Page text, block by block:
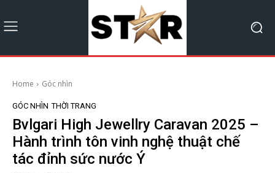
Home Góc nhìn
GÓC NHÌN THỜI TRANG
Bvlgari High Jewellry Caravan 2025 –
Hành trình tôn vinh nghệ thuật chế
tác đỉnh sức nước Ý